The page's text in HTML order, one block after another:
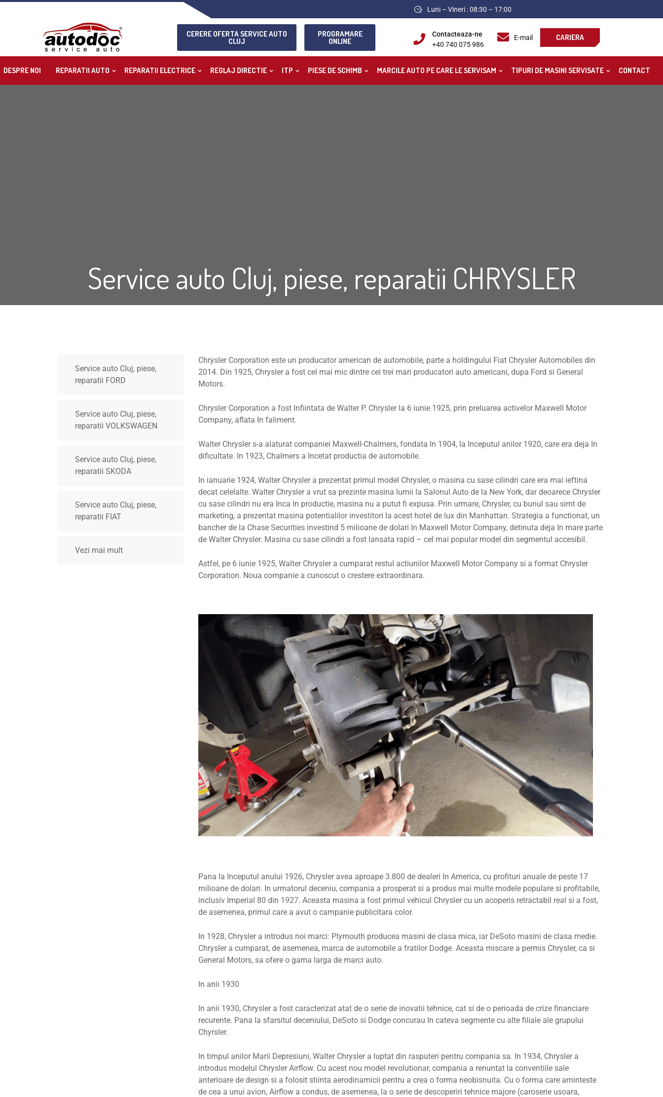
Luni – Vineri : 08:30 – 17:00
CERERE OFERTA SERVICE AUTO
CLUJ
PROGRAMARE
ONLINE
Contacteaza-ne
+40 740 075 986
E-mail CARIERA
DESPRE NOI REPARATII AUTO REPARATII ELECTRICE REGLAJ DIRECTIE ITP PIESE DE SCHIMB MARCILE AUTO PE CARE LE SERVISAM TIPURI DE MASINI SERVISATE CONTACT
Service auto Cluj, piese, reparatii CHRYSLER
Service auto Cluj, piese,
reparatii FORD
Service auto Cluj, piese,
reparatii VOLKSWAGEN
Service auto Cluj, piese,
reparatii SKODA
Service auto Cluj, piese,
reparatii FIAT
Vezi mai mult
Chrysler Corporation este un producator american de automobile, parte a holdingului Fiat Chrysler Automobiles din
2014. Din 1925, Chrysler a fost cel mai mic dintre cei trei mari producatori auto americani, dupa Ford si General
Motors.
Chrysler Corporation a fost Infiintata de Walter P. Chrysler la 6 iunie 1925, prin preluarea activelor Maxwell Motor
Company, aflata In faliment.
Walter Chrysler s-a alaturat companiei Maxwell-Chalmers, fondata In 1904, la Inceputul anilor 1920, care era deja In
dificultate. In 1923, Chalmers a Incetat productia de automobile.
In ianuarie 1924, Walter Chrysler a prezentat primul model Chrysler, o masina cu sase cilindri care era mai ieftina
decat celelalte. Walter Chrysler a vrut sa prezinte masina lumii la Salonul Auto de la New York, dar deoarece Chrysler
cu sase cilindri nu era Inca In productie, masina nu a putut fi expusa. Prin urmare, Chrysler, cu bunul sau simt de
marketing, a prezentat masina potentialilor investitori la acest hotel de lux din Manhattan. Strategia a functionat, un
bancher de la Chase Securities investind 5 milioane de dolari In Maxwell Motor Company, detinuta deja In mare parte
de Walter Chrysler. Masina cu sase cilindri a fost lansata rapid – cel mai popular model din segmentul accesibil.
Astfel, pe 6 iunie 1925, Walter Chrysler a cumparat restul actiunilor Maxwell Motor Company si a format Chrysler
Corporation. Noua companie a cunoscut o crestere extraordinara.
Pana la Inceputul anului 1926, Chrysler avea aproape 3.800 de dealeri In America, cu profituri anuale de peste 17
milioane de dolari. In urmatorul deceniu, compania a prosperat si a produs mai multe modele populare si profitabile,
inclusiv Imperial 80 din 1927. Aceasta masina a fost primul vehicul Chrysler cu un acoperis retractabil real si a fost,
de asemenea, primul care a avut o campanie publicitara color.
In 1928, Chrysler a introdus noi marci: Plymouth producea masini de clasa mica, iar DeSoto masini de clasa medie.
Chrysler a cumparat, de asemenea, marca de automobile a fratilor Dodge. Aceasta miscare a permis Chrysler, ca si
General Motors, sa ofere o gama larga de marci auto.
In anii 1930
In anii 1930, Chrysler a fost caracterizat atat de o serie de inovatii tehnice, cat si de o perioada de crize financiare
recurente. Pana la sfarsitul deceniului, DeSoto si Dodge concurau In cateva segmente cu alte filiale ale grupului
Chyrsler.
In timpul anilor Marii Depresiuni, Walter Chrysler a luptat din rasputeri pentru compania sa. In 1934, Chrysler a
introdus modelul Chrysler Airflow. Cu acest nou model revolutionar, compania a renuntat la conventiile sale
anterioare de design si a folosit stiinta aerodinamicii pentru a crea o forma neobisnuita. Cu o forma care aminteste
de cea a unui avion, Airflow a condus, de asemenea, la o serie de descoperiri tehnice majore (caroserie usoara,